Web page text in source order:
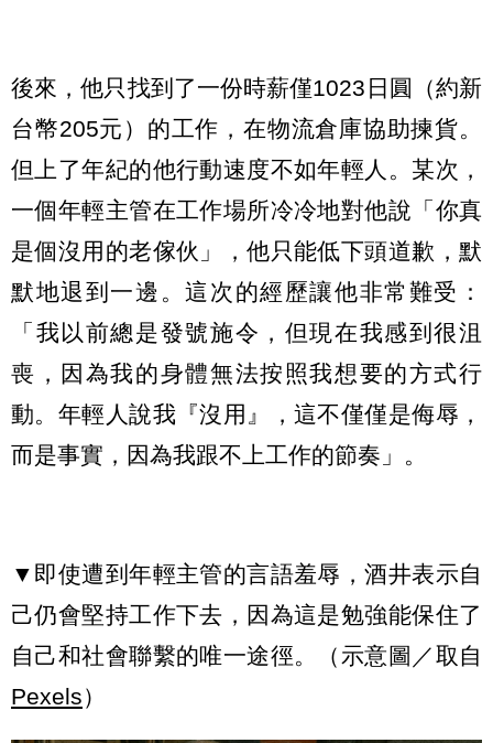
後來，他只找到了一份時薪僅1023日圓（約新
台幣205元）的工作，在物流倉庫協助揀貨。
但上了年紀的他行動速度不如年輕人。某次，
一個年輕主管在工作場所冷冷地對他說「你真
是個沒用的老傢伙」，他只能低下頭道歉，默
默地退到一邊。這次的經歷讓他非常難受：
「我以前總是發號施令，但現在我感到很沮
喪，因為我的身體無法按照我想要的方式行
動。年輕人說我『沒用』，這不僅僅是侮辱，
而是事實，因為我跟不上工作的節奏」。
▼即使遭到年輕主管的言語羞辱，酒井表示自
己仍會堅持工作下去，因為這是勉強能保住了
自己和社會聯繫的唯一途徑。（示意圖／取自
Pexels）